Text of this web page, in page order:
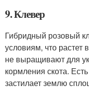
9. Клевер
Гибридный розовый
условиям, что
не выращивают для
кормления скота.
застилает землю